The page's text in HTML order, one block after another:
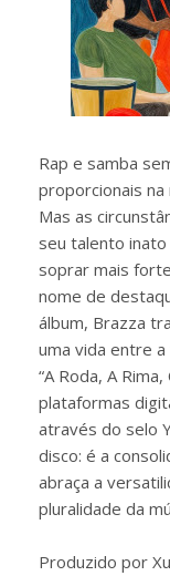
Rap e samba
proporcionais na
Mas as
seu talento
soprar mais
nome de
álbum, Brazza
uma vida entre a
“A Roda, A
plataformas
através do selo
disco: é a
abraça a
pluralidade da
Produzido por